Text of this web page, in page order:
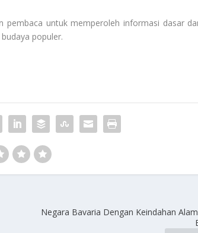
pembaca untuk memperoleh informasi dasar
populer.
Negara Bavaria Dengan Keindahan